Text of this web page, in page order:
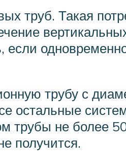
труб. Такая
если
трубу с
остальные
трубы не более
получится.